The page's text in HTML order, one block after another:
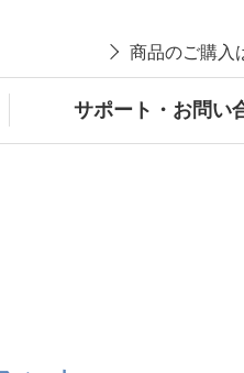
商品のご購入
サポート・お問い